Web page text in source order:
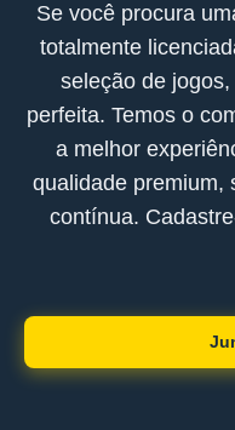
Se você procura
totalmente
seleção de
perfeita. Temos o
a melhor
qualidade premium,
contínua.